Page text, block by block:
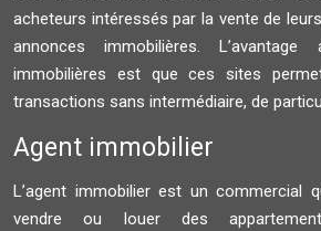
acheteurs intéressés par la vente de
annonces immobilières.
immobilières est que ces sites
transactions sans intermédiaire, de
Agent immobilier
L’agent immobilier est un commercial
vendre ou louer des